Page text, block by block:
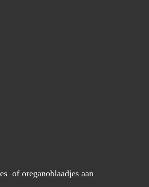
of oreganoblaadjes aan